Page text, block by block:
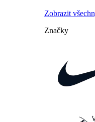
Zobrazit
Značky